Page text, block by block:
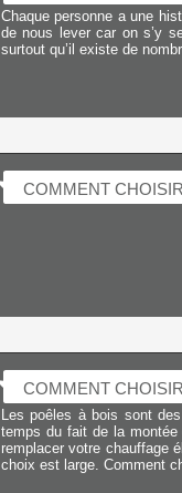
Chaque personne a une
de nous lever car on s’y
surtout qu’il existe de
COMMENT
COMMENT
Les poêles à bois sont
temps du fait de la
remplacer votre chauffage
choix est large. Comment